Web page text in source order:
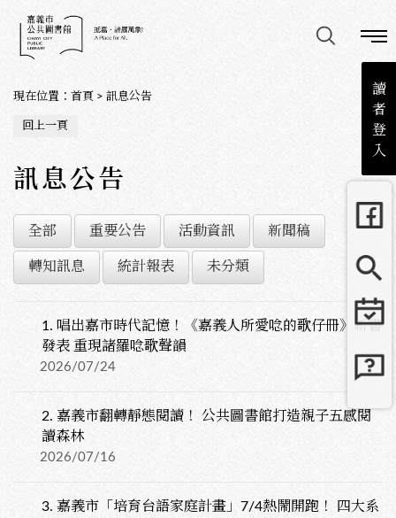
讀
者
登
入
現在位置 ： 首頁 > 訊息公告
回上一頁
訊息公告
全部 重要公告 活動資訊 新聞稿
轉知訊息 統計報表 未分類
1. 唱出嘉市時代記憶！《嘉義人所愛唸的歌仔冊》新書
發表 重現諸羅唸歌聲韻
2026/07/24
2. 嘉義市翻轉靜態閱讀！ 公共圖書館打造親子五感閱
讀森林
2026/07/16
3. 嘉義市「培育台語家庭計畫」7/4熱鬧開跑！ 四大系